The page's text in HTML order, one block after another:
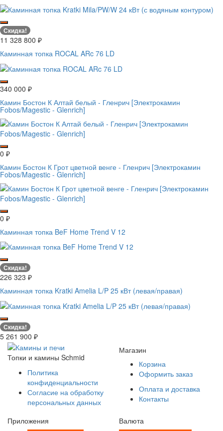
Скидка!
11 328 800 ₽
Каминная топка ROCAL ARc 76 LD
340 000 ₽
Камин Бостон К Алтай белый - Гленрич [Электрокамин
Fobos/Magestic - Glenrich]
0 ₽
Камин Бостон К Грот цветной венге - Гленрич [Электрокамин
Fobos/Magestic - Glenrich]
0 ₽
Каминная топка BeF Home Trend V 12
Скидка!
226 323 ₽
Каминная топка Kratki Amelia L/P 25 кВт (левая/правая)
Скидка!
5 261 900 ₽
Топки и камины Schmid
Политика
конфиденциальности
Согласие на обработку
персональных данных
Магазин
Корзина
Оформить заказ
Оплата и доставка
Контакты
Приложения
Валюта